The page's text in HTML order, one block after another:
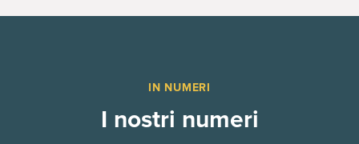
IN NUMERI
I nostri numeri